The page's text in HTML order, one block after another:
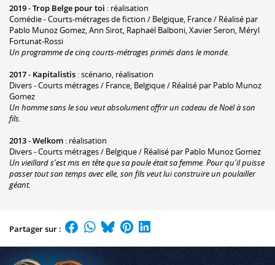
2019-Trop Belge pour toi : réalisation
Comédie - Courts-métrages de fiction / Belgique, France / Réalisé par
Pablo Munoz Gomez, Ann Sirot, Raphaël Balboni, Xavier Seron, Méryl
Fortunat-Rossi
Un programme de cinq courts-métrages primés dans le monde.
2017- Kapitalistis : scénario, réalisation
Divers - Courts métrages / France, Belgique / Réalisé par Pablo Munoz
Gomez
Un homme sans le sou veut absolument offrir un cadeau de Noël à son
fils.
2013-Welkom : réalisation
Divers - Courts métrages / Belgique / Réalisé par Pablo Munoz Gomez
Un vieillard s'est mis en tête que sa poule était sa femme. Pour qu'il puisse
passer tout son temps avec elle, son fils veut lui construire un poulailler
géant.
Partager sur :